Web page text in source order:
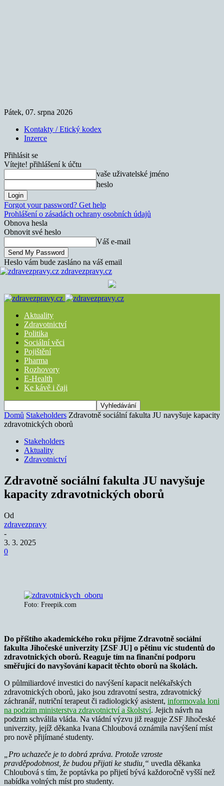
Pátek, 07. srpna 2026
Kontakty / Etický kodex
Inzerce
Přihlásit se
Vítejte! přihlášení k účtu
vaše uživatelské jméno
heslo
Forgot your password? Get help
Prohlášení o zásadách ochrany osobních údajů
Obnova hesla
Obnovit své heslo
Váš e-mail
Heslo vám bude zasláno na váš email
zdravezpravy.cz
Aktuality
Zdravotnictví
Politika
Sociální věci
Pojištění
Pharma
Rozhovory
E-Health
Ke kávě i čaji
Domů Stakeholders Zdravotně sociální fakulta JU navyšuje kapacity
zdravotnických oborů
Stakeholders
Aktuality
Zdravotnictví
Zdravotně sociální fakulta JU navyšuje
kapacity zdravotnických oborů
Od
zdravezpravy
-
3. 3. 2025
0
Foto: Freepik.com
Do příštího akademického roku přijme Zdravotně sociální
fakulta Jihočeské univerzity [ZSF JU] o pětinu víc studentů do
zdravotnických oborů. Reaguje tím na finanční podporu
směřující do navyšování kapacit těchto oborů na školách.
O půlmiliardové investici do navýšení kapacit nelékařských
zdravotnických oborů, jako jsou zdravotní sestra, zdravotnický
záchranář, nutriční terapeut či radiologický asistent, informovala loni
na podzim ministerstva zdravotnictví a školství. Jejich návrh na
podzim schválila vláda. Na vládní výzvu již reaguje ZSF Jihočeské
univerzity, jejíž děkanka Ivana Chloubová oznámila navýšení míst
pro nově přijímané studenty.
„Pro uchazeče je to dobrá zpráva. Protože vzroste
pravděpodobnost, že budou přijati ke studiu,“ uvedla děkanka
Chloubová s tím, že poptávka po přijetí bývá každoročně vyšší než
nabídka volných míst pro studenty.